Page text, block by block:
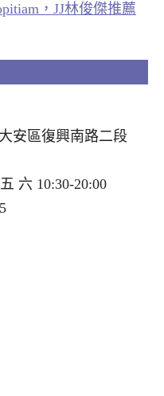
，JJ林俊傑推薦
安區復興南路二段
六 10:30-20:00